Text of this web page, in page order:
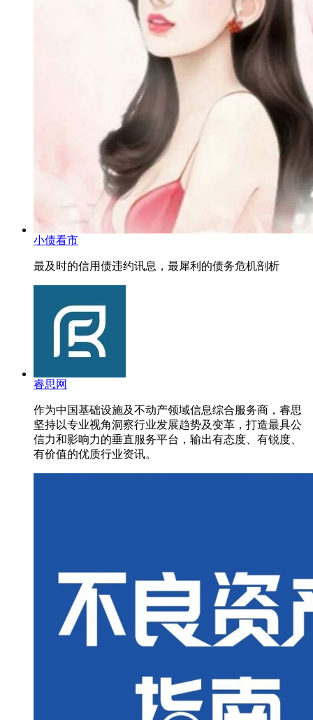
小债看市
最及时的信用债违约讯息，最犀利的债务危机剖析
睿思网
作为中国基础设施及不动产领域信息综合服务商，睿思
坚持以专业视角洞察行业发展趋势及变革，打造最具公
信力和影响力的垂直服务平台，输出有态度、有锐度、
有价值的优质行业资讯。